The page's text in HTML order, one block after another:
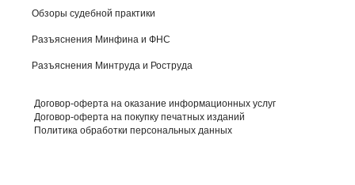
Обзоры судебной практики
Разъяснения Минфина и ФНС
Разъяснения Минтруда и Роструда
Договор-оферта на оказание информационных услуг
Договор-оферта на покупку печатных изданий
Политика обработки персональных данных